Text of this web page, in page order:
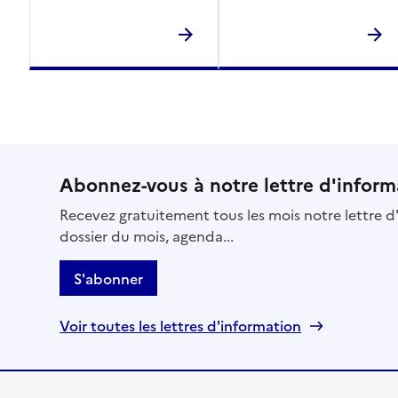
Voir les prix et prestations
Source des données : Finess n° 600107486
Mis à jour le : 21/05/2026
EHPAD Étienne-Marie de la Hante
60800-Crépy-en-Valois
Abonnez-vous à notre lettre
Recevez gratuitement tous les mois notre lettre
dossier du mois, agenda...
S'abonner
Voir toutes les lettres d'information